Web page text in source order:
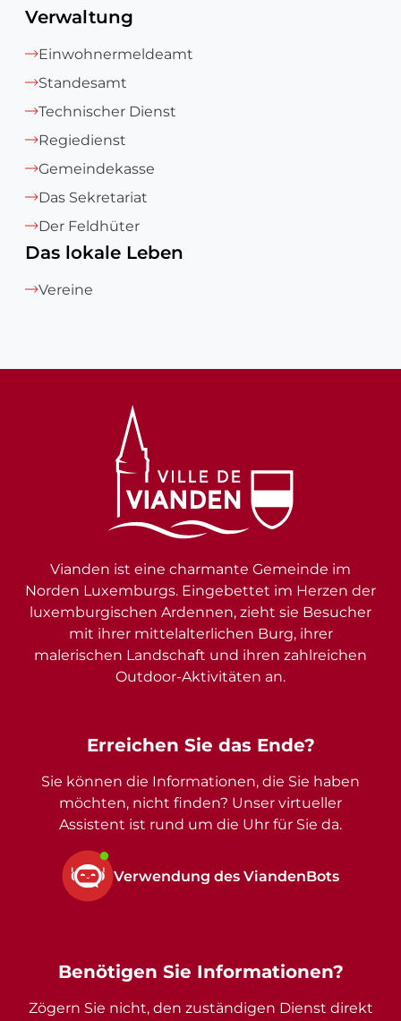
Verwaltung
Einwohnermeldeamt
Standesamt
Technischer Dienst
Regiedienst
Gemeindekasse
Das Sekretariat
Der Feldhüter
Das lokale Leben
Vereine
Erreichen Sie das Ende?
Sie können die Informationen, die Sie haben
möchten, nicht finden? Unser virtueller
Assistent ist rund um die Uhr für Sie da.
Verwendung des ViandenBots
Vianden ist eine charmante Gemeinde im
Norden Luxemburgs. Eingebettet im Herzen der
luxemburgischen Ardennen, zieht sie Besucher
mit ihrer mittelalterlichen Burg, ihrer
malerischen Landschaft und ihren zahlreichen
Outdoor-Aktivitäten an.
Benötigen Sie Informationen?
Zögern Sie nicht, den zuständigen Dienst direkt